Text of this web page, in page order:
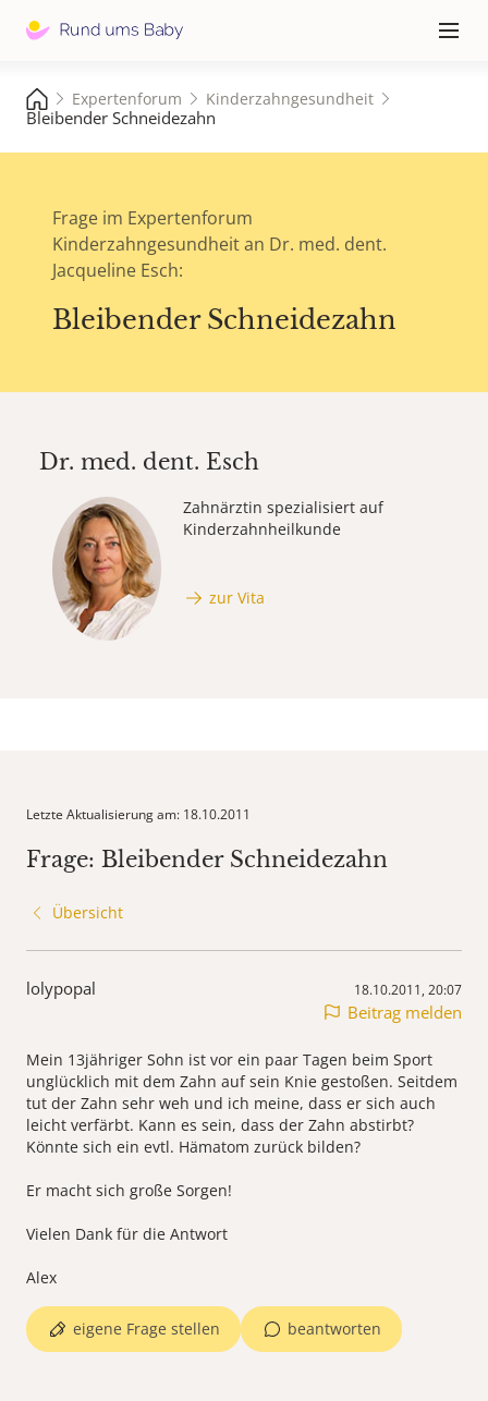
≡
Expertenforum Kinderzahngesundheit
Bleibender Schneidezahn
Frage im Expertenforum
Kinderzahngesundheit an Dr. med. dent.
Jacqueline Esch:
Bleibender Schneidezahn
Dr. med. dent. Esch
Zahnärztin spezialisiert auf
Kinderzahnheilkunde
zur Vita
Letzte Aktualisierung am: 18.10.2011
Frage: Bleibender Schneidezahn
Übersicht
lolypopal 18.10.2011, 20:07
Beitrag melden
Mein 13jähriger Sohn ist vor ein paar Tagen beim Sport
unglücklich mit dem Zahn auf sein Knie gestoßen. Seitdem
tut der Zahn sehr weh und ich meine, dass er sich auch
leicht verfärbt. Kann es sein, dass der Zahn abstirbt?
Könnte sich ein evtl. Hämatom zurück bilden?
Er macht sich große Sorgen!
Vielen Dank für die Antwort
Alex
beantworten
eigene Frage stellen